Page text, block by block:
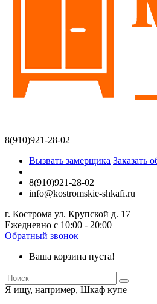
8(910)921-28-02
Вызвать замерщика Заказать
8(910)921-28-02
info@kostromskie-shkafi.ru
г. Кострома ул. Крупской д. 17
Ежедневно с 10:00 - 20:00
Обратный звонок
Ваша корзина пуста!
Я ищу, например, Шкаф купе